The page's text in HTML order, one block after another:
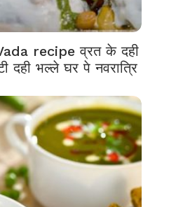
recipe व्रत के दही
भल्ले घर पे नवरात्रि